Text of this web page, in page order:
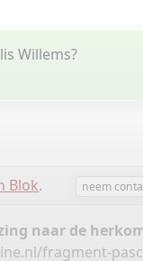
Willems?
Blok. neem
naar de
fragment-